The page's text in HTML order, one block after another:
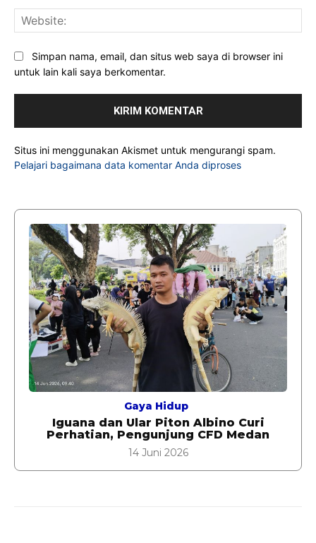
Simpan nama, email, dan situs web saya di browser ini
untuk lain kali saya berkomentar.
Situs ini menggunakan Akismet untuk mengurangi spam.
Pelajari bagaimana data komentar Anda diproses
Gaya Hidup
Iguana dan Ular Piton Albino Curi
Perhatian, Pengunjung CFD Medan
14 Juni 2026